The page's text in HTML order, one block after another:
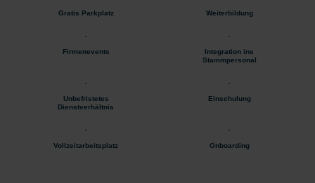
Gratis Parkplatz Weiterbildung
Firmenevents
Integration ins
Stammpersonal
Unbefristetes
Dienstverhältnis
Einschulung
Vollzeitarbeitsplatz Onboarding